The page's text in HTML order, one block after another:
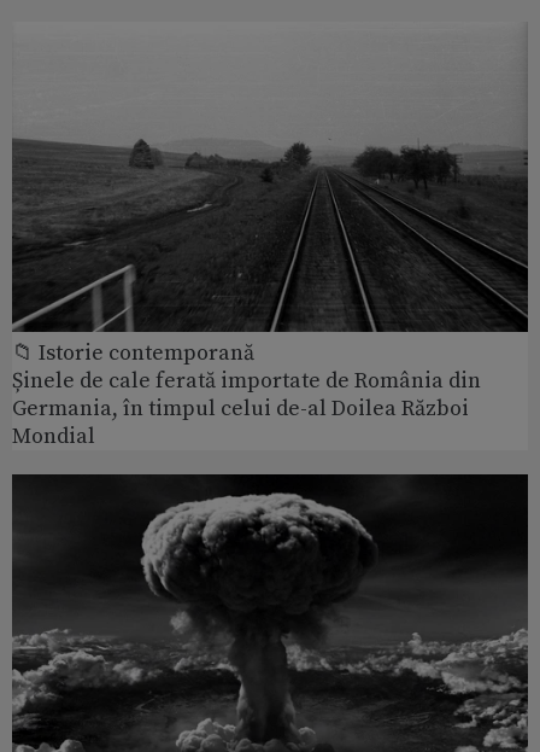
📁 Istorie contemporană
Șinele de cale ferată importate de România din
Germania, în timpul celui de-al Doilea Război
Mondial